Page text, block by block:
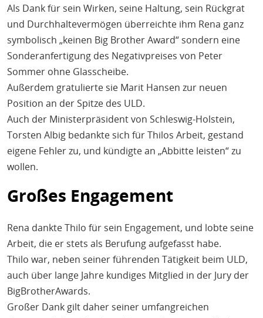
Als Dank für sein Wirken, seine Haltung, sein Rückgrat
und Durchhaltevermögen überreichte ihm Rena ganz
symbolisch „keinen Big Brother Award“ sondern eine
Sonderanfertigung des Negativpreises von Peter
Sommer ohne Glasscheibe.
Außerdem gratulierte sie Marit Hansen zur neuen
Position an der Spitze des ULD.
Auch der Ministerpräsident von Schleswig-Holstein,
Torsten Albig bedankte sich für Thilos Arbeit, gestand
eigene Fehler zu, und kündigte an „Abbitte leisten“ zu
wollen.
Großes Engagement
Rena dankte Thilo für sein Engagement, und lobte seine
Arbeit, die er stets als Berufung aufgefasst habe.
Thilo war, neben seiner führenden Tätigkeit beim ULD,
auch über lange Jahre kundiges Mitglied in der Jury der
BigBrotherAwards.
Großer Dank gilt daher seiner umfangreichen